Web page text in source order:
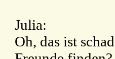
Julia:
Oh, das ist